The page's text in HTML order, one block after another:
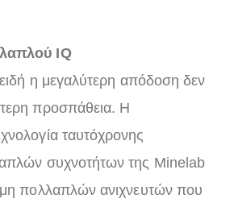
IQ
η μεγαλύτερη απόδοση δεν
προσπάθεια. Η
ταυτόχρονης
συχνοτήτων της Minelab
πολλαπλών ανιχνευτών που